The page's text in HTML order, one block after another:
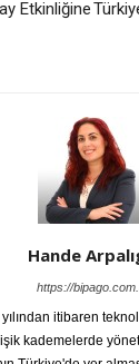
Etkinliğine
Hande
https://
itibaren
kademelerde